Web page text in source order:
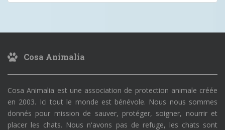
Cosa Animalia
Cosa Animalia est une association de protection animale créée
en 2003. Ici tout le monde est bénévole. Nous nous sommes
donnés pour mission de sauver, protéger, soigner, nourrir et
placer les chats. Nous n'avons pas de refuge, les chats sont